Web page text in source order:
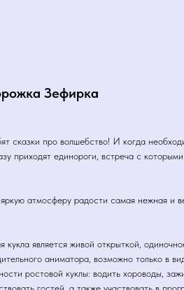
Зефирка
сказки про волшебство! И когда
приходят единороги, встреча с
атмосферу радости самая нежная и
кукла является живой открыткой,
аниматора, возможно только в
ростовой куклы: водить хороводы,